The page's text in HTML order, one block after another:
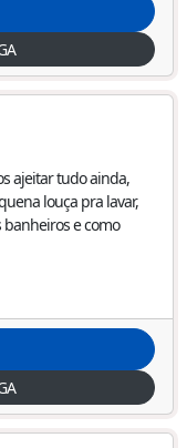
ajeitar tudo ainda,
louça pra lavar,
e como